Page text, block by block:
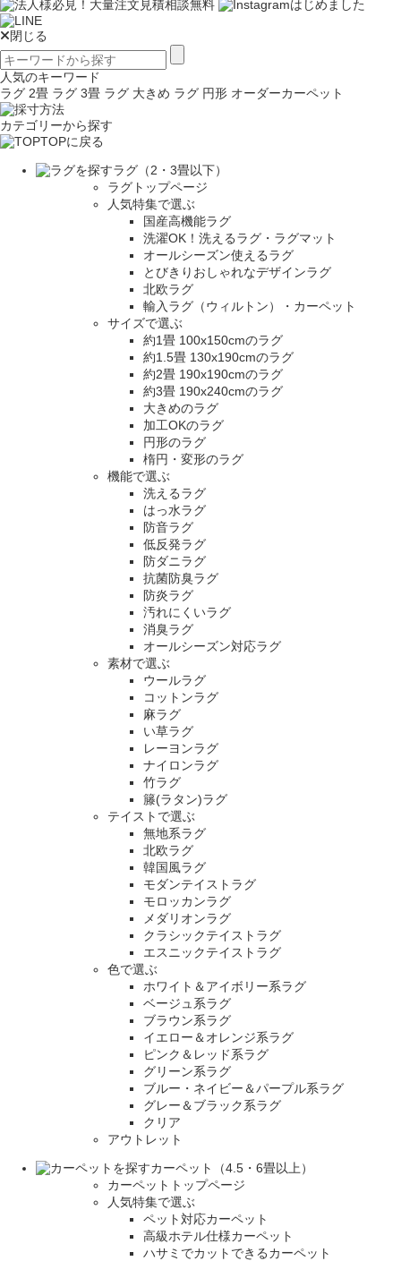
閉じる
人気のキーワード
ラグ 2畳 ラグ 3畳 ラグ 大きめ ラグ 円形 オーダーカーペット
カテゴリーから探す
TOPに戻る
ラグ（2・3畳以下）
ラグトップページ
人気特集で選ぶ
国産高機能ラグ
洗濯OK！洗えるラグ・ラグマット
オールシーズン使えるラグ
とびきりおしゃれなデザインラグ
北欧ラグ
輸入ラグ（ウィルトン）・カーペット
サイズで選ぶ
約1畳 100x150cmのラグ
約1.5畳 130x190cmのラグ
約2畳 190x190cmのラグ
約3畳 190x240cmのラグ
大きめのラグ
加工OKのラグ
円形のラグ
楕円・変形のラグ
機能で選ぶ
洗えるラグ
はっ水ラグ
防音ラグ
低反発ラグ
防ダニラグ
抗菌防臭ラグ
防炎ラグ
汚れにくいラグ
消臭ラグ
オールシーズン対応ラグ
素材で選ぶ
ウールラグ
コットンラグ
麻ラグ
い草ラグ
レーヨンラグ
ナイロンラグ
竹ラグ
籐(ラタン)ラグ
テイストで選ぶ
無地系ラグ
北欧ラグ
韓国風ラグ
モダンテイストラグ
モロッカンラグ
メダリオンラグ
クラシックテイストラグ
エスニックテイストラグ
色で選ぶ
ホワイト＆アイボリー系ラグ
ベージュ系ラグ
ブラウン系ラグ
イエロー＆オレンジ系ラグ
ピンク＆レッド系ラグ
グリーン系ラグ
ブルー・ネイビー＆パープル系ラグ
グレー＆ブラック系ラグ
クリア
アウトレット
カーペット（4.5・6畳以上）
カーペットトップページ
人気特集で選ぶ
ペット対応カーペット
高級ホテル仕様カーペット
ハサミでカットできるカーペット